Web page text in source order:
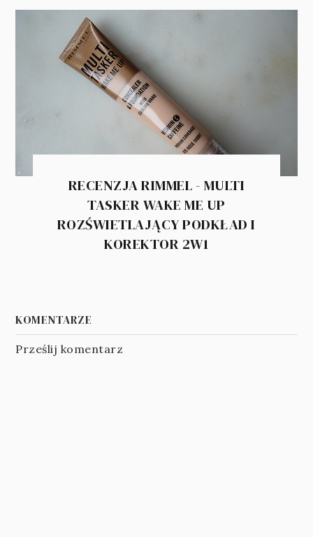
RECENZJA RIMMEL - MULTI
TASKER WAKE ME UP
ROZŚWIETLAJĄCY PODKŁAD I
KOREKTOR 2W1
KOMENTARZE
Prześlij komentarz